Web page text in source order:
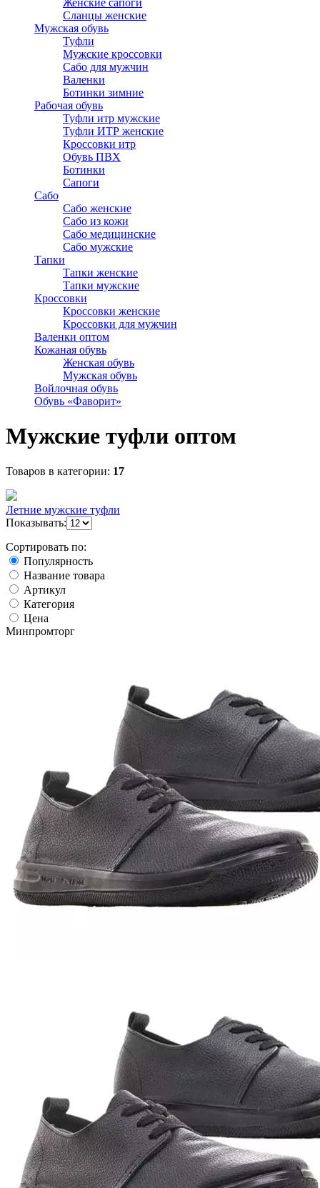
Женские сапоги
Сланцы женские
Мужская обувь
Туфли
Мужские кроссовки
Сабо для мужчин
Валенки
Ботинки зимние
Рабочая обувь
Туфли итр мужские
Туфли ИТР женские
Кроссовки итр
Обувь ПВХ
Ботинки
Сапоги
Сабо
Сабо женские
Сабо из кожи
Сабо медицинские
Сабо мужские
Тапки
Тапки женские
Тапки мужские
Кроссовки
Кроссовки женские
Кроссовки для мужчин
Валенки оптом
Кожаная обувь
Женская обувь
Мужская обувь
Войлочная обувь
Обувь «Фаворит»
Мужские туфли оптом
Товаров в категории: 17
Летние мужские туфли
Показывать:
Сортировать по:
Популярность
Название товара
Артикул
Категория
Цена
Минпромторг